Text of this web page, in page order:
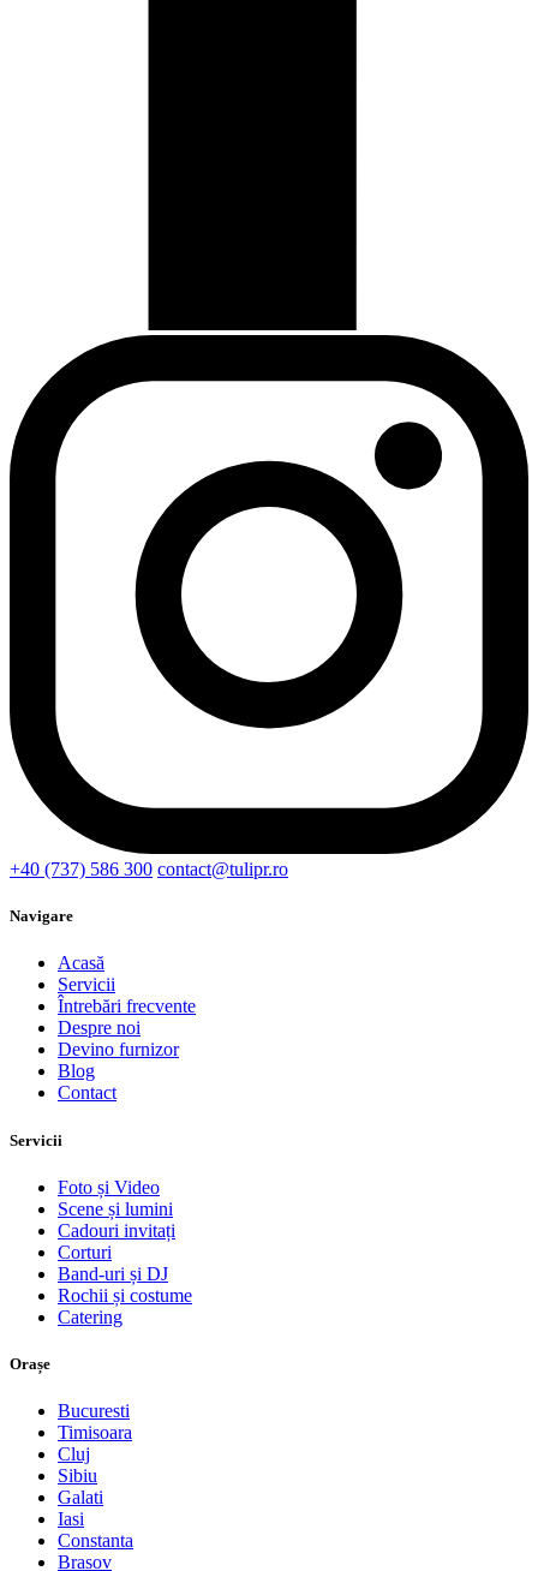
+40 (737) 586 300 contact@tulipr.ro
Navigare
Acasă
Servicii
Întrebări frecvente
Despre noi
Devino furnizor
Blog
Contact
Servicii
Foto și Video
Scene și lumini
Cadouri invitați
Corturi
Band-uri și DJ
Rochii și costume
Catering
Orașe
Bucuresti
Timisoara
Cluj
Sibiu
Galati
Iasi
Constanta
Brasov